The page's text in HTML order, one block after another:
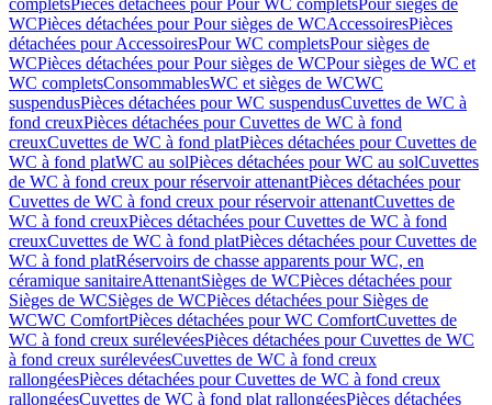
completsPièces détachées pour Pour WC completsPour sièges de
WCPièces détachées pour Pour sièges de WCAccessoiresPièces
détachées pour AccessoiresPour WC completsPour sièges de
WCPièces détachées pour Pour sièges de WCPour sièges de WC et
WC completsConsommablesWC et sièges de WCWC
suspendusPièces détachées pour WC suspendusCuvettes de WC à
fond creuxPièces détachées pour Cuvettes de WC à fond
creuxCuvettes de WC à fond platPièces détachées pour Cuvettes de
WC à fond platWC au solPièces détachées pour WC au solCuvettes
de WC à fond creux pour réservoir attenantPièces détachées pour
Cuvettes de WC à fond creux pour réservoir attenantCuvettes de
WC à fond creuxPièces détachées pour Cuvettes de WC à fond
creuxCuvettes de WC à fond platPièces détachées pour Cuvettes de
WC à fond platRéservoirs de chasse apparents pour WC, en
céramique sanitaireAttenantSièges de WCPièces détachées pour
Sièges de WCSièges de WCPièces détachées pour Sièges de
WCWC ComfortPièces détachées pour WC ComfortCuvettes de
WC à fond creux surélevéesPièces détachées pour Cuvettes de WC
à fond creux surélevéesCuvettes de WC à fond creux
rallongéesPièces détachées pour Cuvettes de WC à fond creux
rallongéesCuvettes de WC à fond plat rallongéesPièces détachées